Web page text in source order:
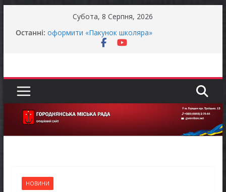
Субота, 8 Серпня, 2026
Останні: Батьки майбутніх першокласників уже можуть
оформити «Пакунок школяра»
ЗАГАЛЬНОНАЦІОНАЛЬНА ХВИЛИНА
для ветеранського бізнесу
реалізації права осіб з інвалідністю на працю
Захищай небо Чернігівщини!
НОВИНИ